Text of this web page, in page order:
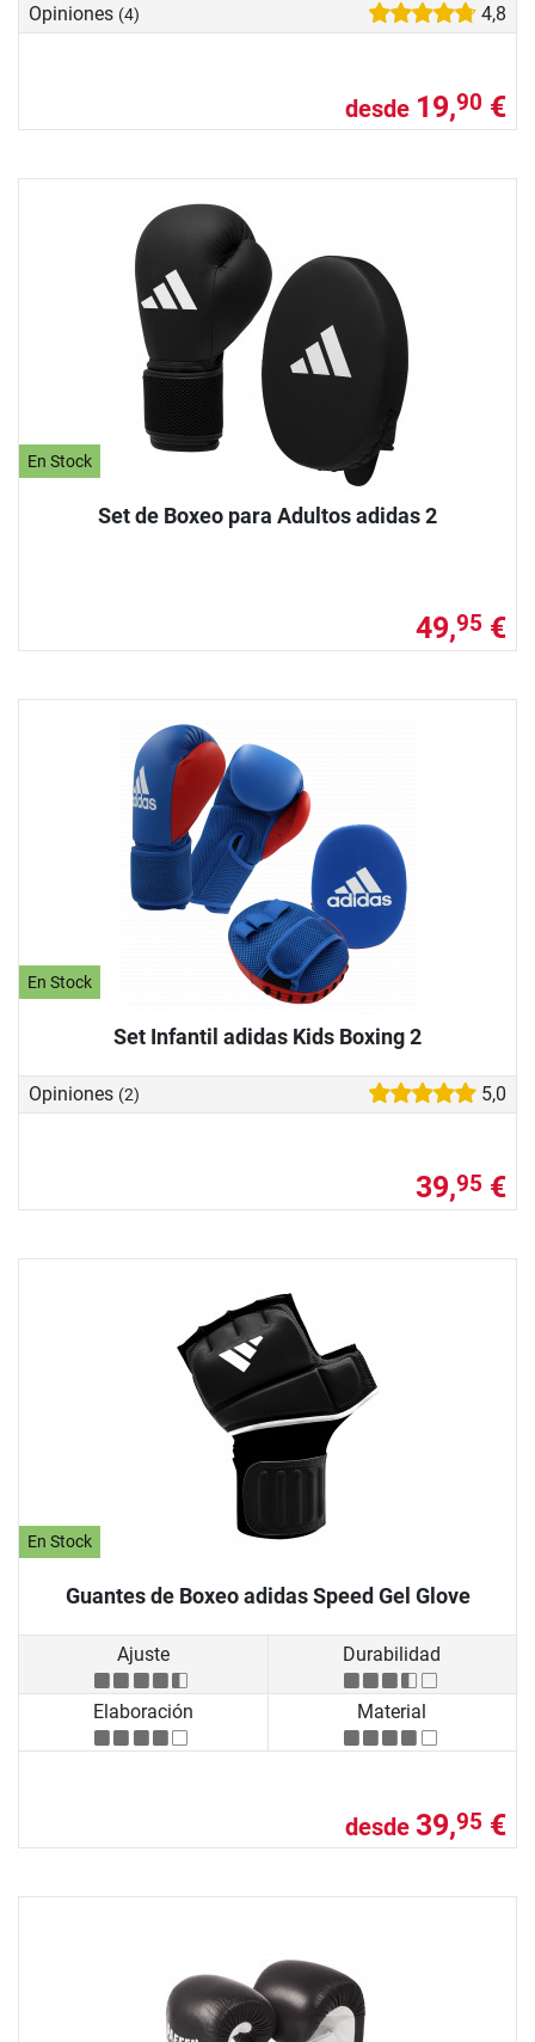
Opiniones (4) 4,8
desde 19,90 €
En Stock
Set de Boxeo para Adultos adidas 2
49,95 €
En Stock
Set Infantil adidas Kids Boxing 2
Opiniones (2) 5,0
39,95 €
En Stock
Guantes de Boxeo adidas Speed Gel Glove
Ajuste Durabilidad
Elaboración Material
desde 39,95 €